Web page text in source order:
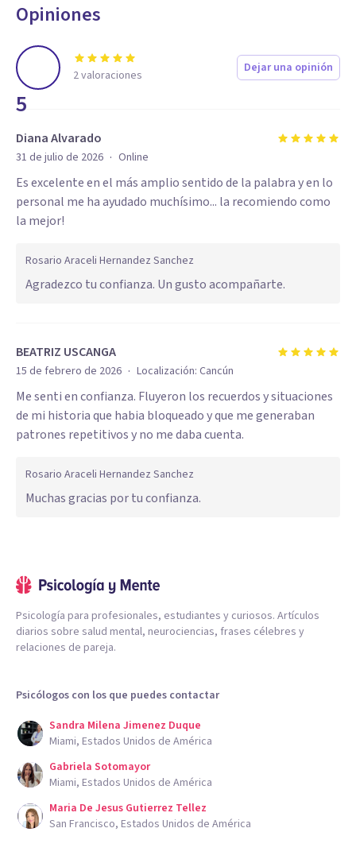
Opiniones
5
2valoraciones Dejar una opinión
Diana Alvarado
31 de julio de 2026 · Online
Es excelente en el más amplio sentido de la palabra y en lo
personal me ha ayudado muchísimo... la recomiendo como
la mejor!
Rosario Araceli Hernandez Sanchez
Agradezco tu confianza. Un gusto acompañarte.
BEATRIZ USCANGA
15 de febrero de 2026 · Localización: Cancún
Me senti en confianza. Fluyeron los recuerdos y situaciones
de mi historia que habia bloqueado y que me generaban
patrones repetitivos y no me daba cuenta.
Rosario Araceli Hernandez Sanchez
Muchas gracias por tu confianza.
Psicología para profesionales, estudiantes y curiosos. Artículos
diarios sobre salud mental, neurociencias, frases célebres y
relaciones de pareja.
Psicólogos con los que puedes contactar
Sandra Milena Jimenez Duque
Miami, Estados Unidos de América
Gabriela Sotomayor
Miami, Estados Unidos de América
Maria De Jesus Gutierrez Tellez
San Francisco, Estados Unidos de América